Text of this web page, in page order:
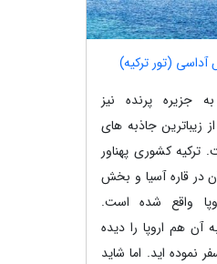
(تور ترکیه)
جزیره پرنده نیز
زیباترین جاذبه های
ترکیه کشوری پهناور
در قاره آسیا و بخش
واقع شده است.
آن هم اروپا را دیده
نموده اید. اما شاید